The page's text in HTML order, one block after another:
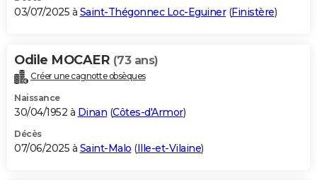
03/07/2025 à Saint-Thégonnec Loc-Eguiner(Finistère)
Odile MOCAER (73 ans)
Créer une cagnotte obsèques
Naissance
30/04/1952 à Dinan (Côtes-d'Armor)
Décès
07/06/2025 à Saint-Malo (Ille-et-Vilaine)